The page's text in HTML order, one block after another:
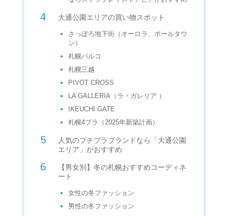
大通公園エリアの買い物スポット
さっぽろ地下街（オーロラ、ポールタウ
ン）
札幌パルコ
札幌三越
PIVOT CROSS
LA GALLERIA（ラ・ガレリア ）
IKEUCHI GATE
札幌4プラ（2025年新築計画）
人気のプチブラブランドなら「大通公園
エリア」がおすすめ
【男女別】冬の札幌おすすめコーディネ
ート
女性の冬ファッション
男性の冬ファッション